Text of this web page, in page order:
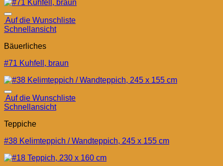
Auf die Wunschliste
Schnellansicht
Bäuerliches
#71 Kuhfell, braun
Auf die Wunschliste
Schnellansicht
Teppiche
#38 Kelimteppich / Wandteppich, 245 x 155 cm